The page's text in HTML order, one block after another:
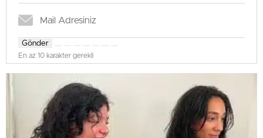
Gönder
En az 10 karakter gerekli